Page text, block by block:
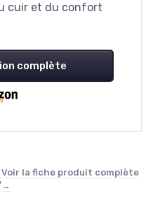
cuir et du confort
complète
Voir la fiche produit complète
→